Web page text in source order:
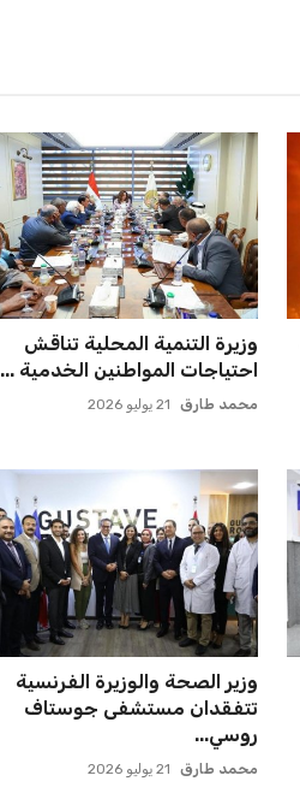
وزيرة التنمية المحلية تناقش
احتياجات المواطنين الخدمية ...
محمد طارق 21 يوليو 2026
وزير الصحة والوزيرة الفرنسية
تتفقدان مستشفى جوستاف
روسي...
محمد طارق 21 يوليو 2026